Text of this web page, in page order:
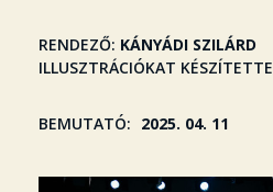
RENDEZŐ KÁNYÁDI SZILÁRD
ILLUSZTRÁCIÓKAT KÉSZÍTETTE
BEMUTATÓ 2025. 04. 11